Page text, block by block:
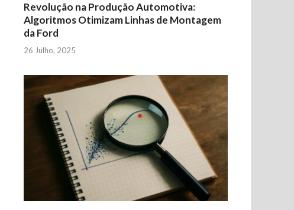
Revolução na Produção Automotiva:
Algoritmos Otimizam Linhas de Montagem
da Ford
26 Julho, 2025